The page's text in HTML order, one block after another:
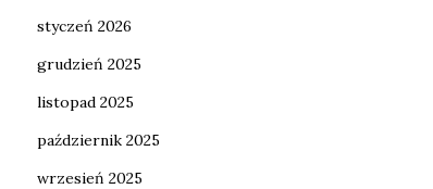
styczeń 2026
grudzień 2025
listopad 2025
październik 2025
wrzesień 2025